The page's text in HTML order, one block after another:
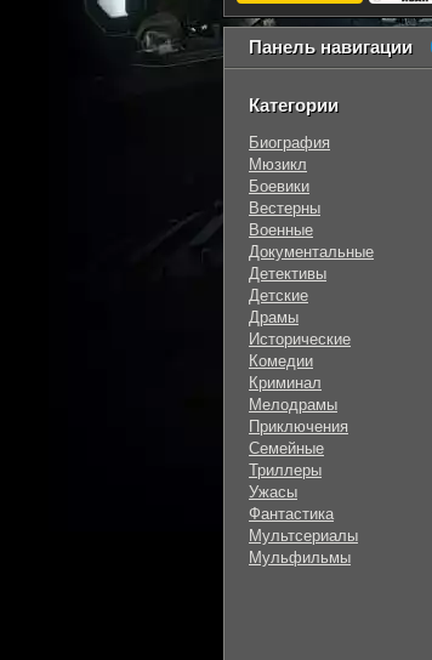
Панель навигации
Категории
Биография
Мюзикл
Боевики
Вестерны
Военные
Документальные
Детективы
Детские
Драмы
Исторические
Комедии
Криминал
Мелодрамы
Приключения
Семейные
Триллеры
Ужасы
Фантастика
Мультсериалы
Мульфильмы